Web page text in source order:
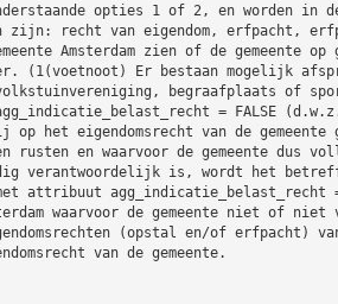
opties 1 of 2, en worden in
zijn: recht van eigendom, erfpacht,
Amsterdam zien of de gemeente op
(1(voetnoot) Er bestaan mogelijk
begraafplaats of
= FALSE
het eigendomsrecht van de gemeente
en waarvoor de gemeente dus
verantwoordelijk is, wordt het
attribuut agg_indicatie_belast_recht =
waarvoor de gemeente niet of niet
(opstal en/of erfpacht)
van de gemeente.